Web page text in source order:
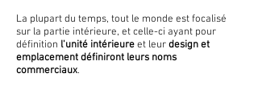
La plupart du temps, tout le monde est focalisé
sur la partie intérieure, et celle-ci ayant pour
définition l'unité intérieureet leurdesign et
emplacement définiront leurs noms
commerciaux.